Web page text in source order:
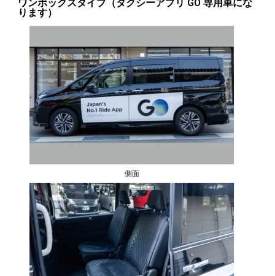
ワンボックスタイプ（タクシーアプリ GO 専用車にな
ります）
側面